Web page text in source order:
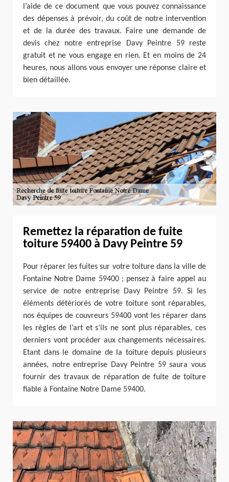
l’aide de ce document que vous pouvez connaissance
des dépenses à prévoir, du coût de notre intervention
et de la durée des travaux. Faire une demande de
devis chez notre entreprise Davy Peintre 59 reste
gratuit et ne vous engage en rien. Et en moins de 24
heures, nous allons vous envoyer une réponse claire et
bien détaillée.
Remettez la réparation de fuite
toiture 59400 à Davy Peintre 59
Pour réparer les fuites sur votre toiture dans la ville de
Fontaine Notre Dame 59400 ; pensez à faire appel au
service de notre entreprise Davy Peintre 59. Si les
éléments détériorés de votre toiture sont réparables,
nos équipes de couvreurs 59400 vont les réparer dans
les règles de l’art et s’ils ne sont plus réparables, ces
derniers vont procéder aux changements nécessaires.
Etant dans le domaine de la toiture depuis plusieurs
années, notre entreprise Davy Peintre 59 saura vous
fournir des travaux de réparation de fuite de toiture
fiable à Fontaine Notre Dame 59400.